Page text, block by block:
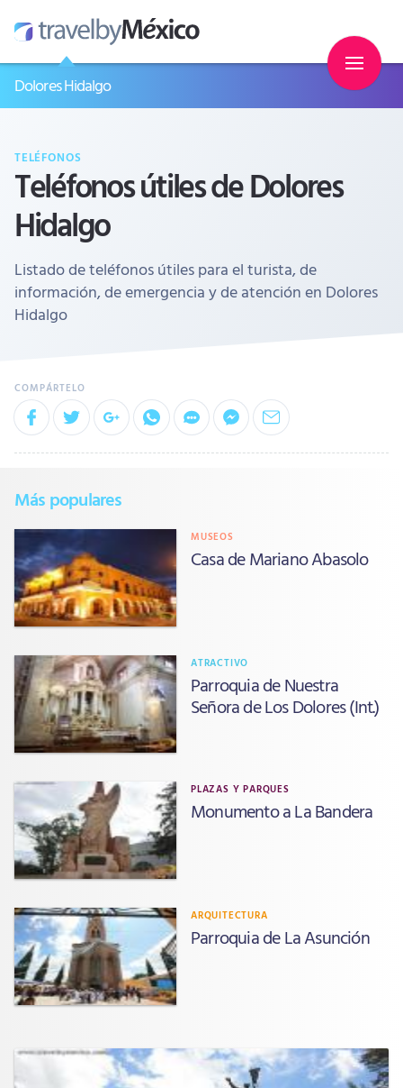
Dolores Hidalgo
TELÉFONOS
Teléfonos útiles de Dolores
Hidalgo
Listado de teléfonos útiles para el turista, de
información, de emergencia y de atención en Dolores
Hidalgo
Más populares
MUSEOS
Casa de Mariano Abasolo
ATRACTIVO
Parroquia de Nuestra
Señora de Los Dolores (Int.)
PLAZAS Y PARQUES
Monumento a La Bandera
ARQUITECTURA
Parroquia de La Asunción